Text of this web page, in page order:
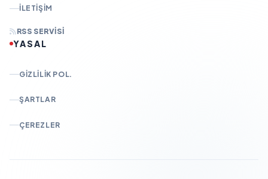
İLETIŞIM
RSS SERVISI
YASAL
GIZLILIK POL.
ŞARTLAR
ÇEREZLER